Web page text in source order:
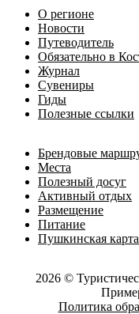
О регионе
Новости
Путеводитель
Обязательно в
Журнал
Сувениры
Гиды
Полезные ссылки
Брендовые
Места
Полезный досуг
Активный отдых
Размещение
Питание
Пушкинская карта
2026 ©
Политика